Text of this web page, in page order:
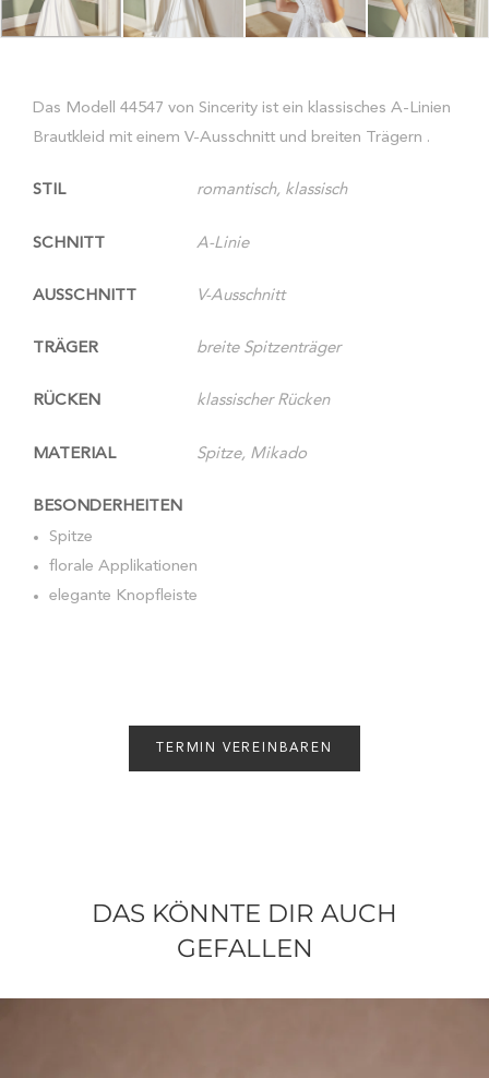
Das Modell 44547 von Sincerity ist ein klassisches A-Linien
Brautkleid mit einem V-Ausschnitt und breiten Trägern .
STIL romantisch, klassisch
SCHNITT A-Linie
AUSSCHNITT V-Ausschnitt
TRÄGER breite Spitzenträger
RÜCKEN klassischer Rücken
MATERIAL Spitze, Mikado
BESONDERHEITEN
Spitze
florale Applikationen
elegante Knopfleiste
TERMIN VEREINBAREN
DAS KÖNNTE DIR AUCH
GEFALLEN